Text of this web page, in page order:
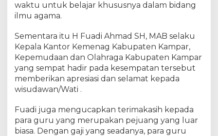
n
o
t
d
i
W
i
u
d
a
waktu untuk belajar khususnya dalam bidang
ilmu agama.
Sementara itu H Fuadi Ahmad SH, MAB selaku
Kepala Kantor Kemenag Kabupaten Kampar,
Kepemudaan dan Olahraga Kabupaten Kampar
yang sempat hadir pada kesempatan tersebut
memberikan apresiasi dan selamat kepada
wisudawan/Wati .
Fuadi juga mengucapkan terimakasih kepada
para guru yang merupakan pejuang yang luar
biasa. Dengan gaji yang seadanya, para guru